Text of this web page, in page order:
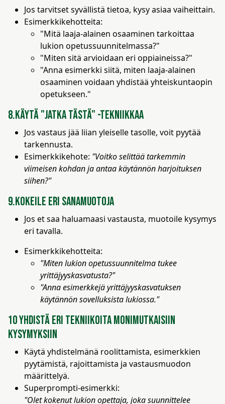
Jos tarvitset syvällistä tietoa, kysy asiaa vaiheittain.
Esimerkkikehotteita:
"Mitä laaja-alainen osaaminen tarkoittaa
lukion opetussuunnitelmassa?"
"Miten sitä arvioidaan eri oppiaineissa?"
"Anna esimerkki siitä, miten laaja-alainen
osaaminen voidaan yhdistää yhteiskuntaopin
opetukseen."
8.Käytä "jatka tästä" -tekniikkaa
Jos vastaus jää liian yleiselle tasolle, voit pyytää
tarkennusta.
Esimerkkikehote: "Voitko selittää tarkemmin
viimeisen kohdan ja antaa käytännön harjoituksen
siihen?"
9.Kokeile eri sanamuotoja
Jos et saa haluamaasi vastausta, muotoile kysymys
eri tavalla.
Esimerkkikehotteita:
"Miten lukion opetussuunnitelma tukee
yrittäjyyskasvatusta?"
"Anna esimerkkejä yrittäjyyskasvatuksen
käytännön sovelluksista lukiossa."
10 Yhdistä eri tekniikoita monimutkaisiin
kysymyksiin
Käytä yhdistelmänä roolittamista, esimerkkien
pyytämistä, rajoittamista ja vastausmuodon
määrittelyä.
Superprompti-esimerkki:
"Olet kokenut lukion opettaja, joka suunnittelee